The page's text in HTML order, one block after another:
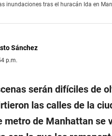
inundaciones tras el huracán Ida en
Sánchez
p.m.
serán difíciles de
las calles de la
metro de Manhattan se